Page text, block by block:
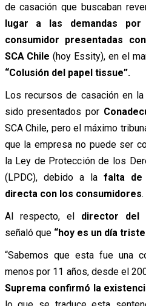
de casación que buscaban
lugar a las demandas
consumidor presentadas
SCA Chile (hoy Essity), en el
“Colusión del papel tissue”.
Los recursos de casación en
sido presentados por
SCA Chile, pero el máximo
que la empresa no puede ser
la Ley de Protección de los
(LPDC), debido a la falta de
directa con los consumidores.
Al respecto, el director del
señaló que“hoy es un día
“Sabemos que esta fue una
menos por 11 años, desde el
Suprema confirmó la